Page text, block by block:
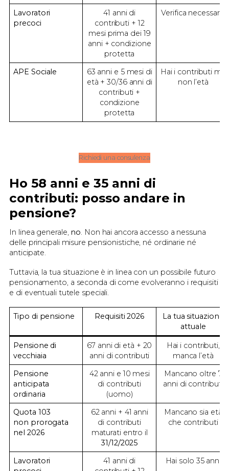
Lavoratori
precoci
41 anni di
contributi + 12
mesi prima dei 19
anni + condizione
protetta
Verifica necessaria
APE Sociale
63 anni e 5 mesi di
età + 30/36 anni di
contributi +
condizione
protetta
Hai i contributi ma
non l’età
Richiedi una consulenza
Ho 58 anni e 35 anni di
contributi: posso andare in
pensione?
In linea generale, no. Non hai ancora accesso a nessuna
delle principali misure pensionistiche, né ordinarie né
anticipate.
Tuttavia, la tua situazione è in linea con un possibile futuro
pensionamento, a seconda di come evolveranno i requisiti
e di eventuali tutele speciali.
Tipo di pensione Requisiti 2026
La tua situazione
attuale
Pensione di
vecchiaia
67 anni di età + 20
anni di contributi
Hai i contributi,
manca l’età
Pensione
anticipata
ordinaria
42 anni e 10 mesi
di contributi
(uomo)
Mancano oltre 7
anni di contributi
Quota 103
non prorogata
nel 2026
62 anni + 41 anni
di contributi
maturati entro il
31/12/2025
Mancano sia età
che contributi
Lavoratori
41 anni di
Hai solo 35 anni